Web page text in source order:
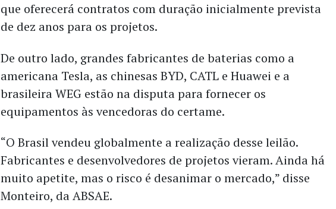
que oferecerá contratos com duração inicialmente prevista
de dez anos para os projetos.
De outro lado, grandes fabricantes de baterias como a
americana Tesla, as chinesas BYD, CATL e Huawei e a
brasileira WEG estão na disputa para fornecer os
equipamentos às vencedoras do certame.
“O Brasil vendeu globalmente a realização desse leilão.
Fabricantes e desenvolvedores de projetos vieram. Ainda há
muito apetite, mas o risco é desanimar o mercado,” disse
Monteiro, da ABSAE.